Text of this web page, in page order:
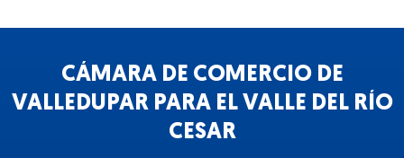
CÁMARA DE COMERCIO DE
VALLEDUPAR PARA EL VALLE DEL RÍO
CESAR